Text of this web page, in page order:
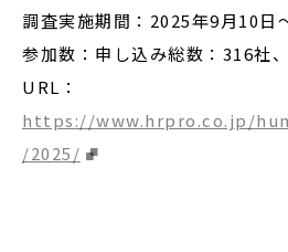
調査実施期間：2025年9月10日
参加数：申し込み総数：316社
URL：
https://www.hrpro.co.jp/
/2025/